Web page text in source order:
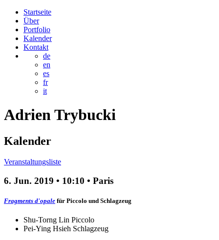
Startseite
Über
Portfolio
Kalender
Kontakt
de
en
es
fr
it
AdrienTrybucki
Kalender
Veranstaltungsliste
6. Jun. 2019 • 10:10 • Paris
Fragments d'opale für Piccolo und Schlagzeug
Shu-Torng Lin Piccolo
Pei-Ying Hsieh Schlagzeug